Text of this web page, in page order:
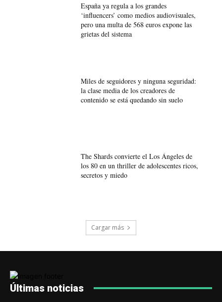
España ya regula a los grandes
‘influencers’ como medios audiovisuales,
pero una multa de 568 euros expone las
grietas del sistema
Miles de seguidores y ninguna seguridad:
la clase media de los creadores de
contenido se está quedando sin suelo
The Shards convierte el Los Ángeles de
los 80 en un thriller de adolescentes ricos,
secretos y miedo
Cargar más
Últimas noticias